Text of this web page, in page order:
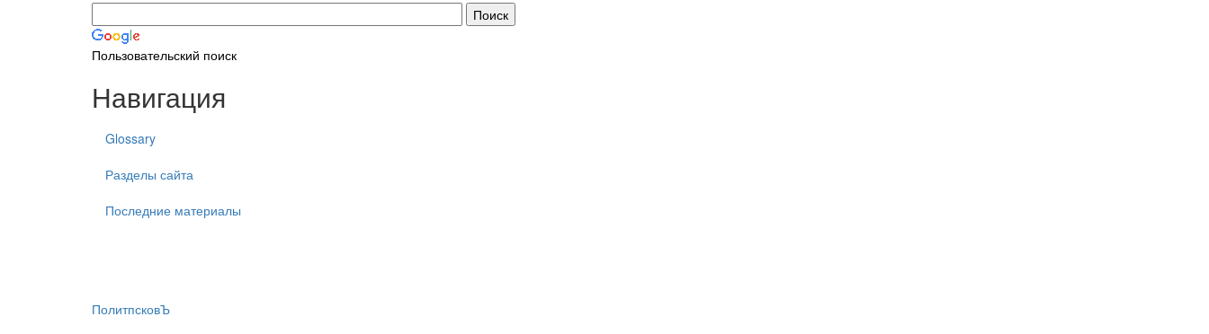
Пользовательский поиск
Навигация
Glossary
Разделы сайта
Последние материалы
ПолитпсковЪ